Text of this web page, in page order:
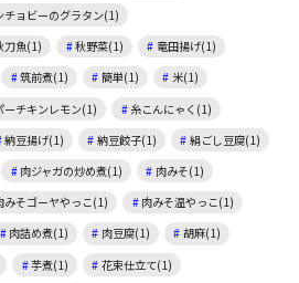
チョビーのグラタン(1)
刀魚(1) 秋野菜(1)
竜田揚げ(1)
筑前煮(1) 簡単(1)
米(1)
ーチキンレモン(1)
糸こんにゃく(1)
納豆揚げ(1) 納豆餃子(1)
絹ごし豆腐(1)
肉ジャガの炒め煮(1)
肉みそ(1)
みそゴーヤやっこ(1)
肉みそ温やっこ(1)
肉詰め煮(1) 肉豆腐(1)
胡麻(1)
芋煮(1)
花束仕立て(1)